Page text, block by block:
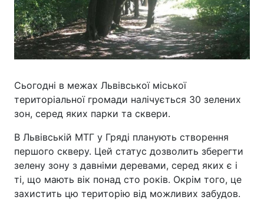
Сьогодні в межах Львівської міської
територіальної громади налічується 30 зелених
зон, серед яких парки та сквери.
В Львівській МТГ у Гряді планують створення
першого скверу. Цей статус дозволить зберегти
зелену зону з давніми деревами, серед яких є і
ті, що мають вік понад сто років. Окрім того, це
захистить цю територію від можливих забудов.